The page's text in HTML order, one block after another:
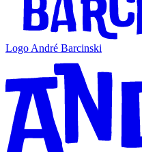
Logo André Barcinski